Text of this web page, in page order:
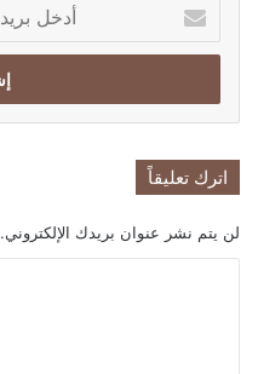
بريدك
الإلكتروني
اترك تعليقاً
لن يتم نشر عنوان بريدك الإلكتروني.